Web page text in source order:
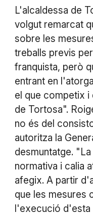
L'alcaldessa de
volgut remarcat
sobre les
treballs previs
franquista, però
entrant en
el que competix i
de Tortosa".
no és del
autoritza la
desmuntatge.
normativa i calia
afegix. A partir
que les mesures
l'execució d'esta